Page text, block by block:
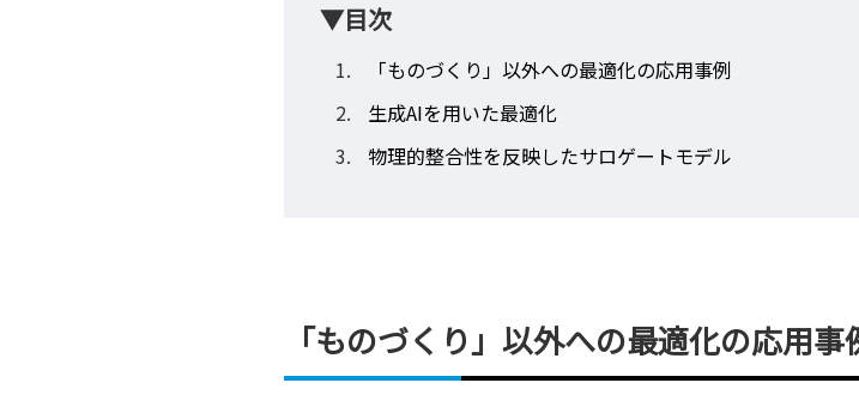
▼目次
「ものづくり」以外への最適化の応用事例
生成AIを用いた最適化
物理的整合性を反映したサロゲートモデル
「ものづくり」以外への最適化の応用事